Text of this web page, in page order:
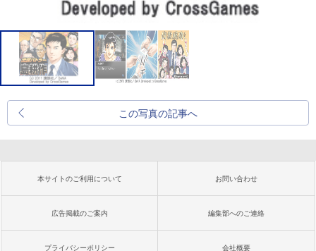
この写真の記事へ
本サイトのご利用について お問い合わせ
広告掲載のご案内 編集部へのご連絡
プライバシーポリシー 会社概要